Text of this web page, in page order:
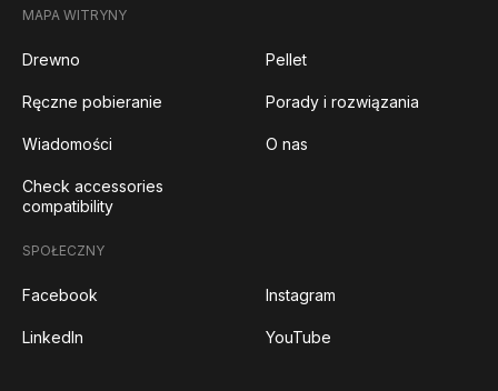
MAPA WITRYNY
Drewno Pellet
Ręczne pobieranie Porady i rozwiązania
Wiadomości O nas
Check accessories
compatibility
SPOŁECZNY
Facebook Instagram
LinkedIn YouTube